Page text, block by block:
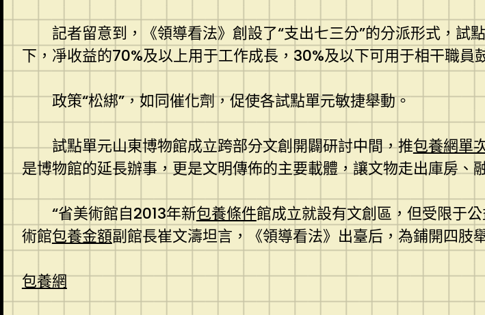
記者留意到，《領導看法》創設了“支出七三分”的分派形式，試點
下，凈收益的70%及以上用于工作成長，30%及以下可用于相干職員
政策“松綁”，如同催化劑，促使各試點單元敏捷舉動。
試點單元山東博物館成立跨部分文創開闢研討中間，推包養網單
是博物館的延長辦事，更是文明傳佈的主要載體，讓文物走出庫房
“省美術館自2013年新包養條件館成立就設有文創區，但受限于
術館包養金額副館長崔文濤坦言，《領導看法》出臺后，為鋪開四肢
包養網